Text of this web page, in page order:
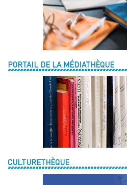
PORTAIL DE LA MÉDIATHÈQUE
CULTURETHÈQUE